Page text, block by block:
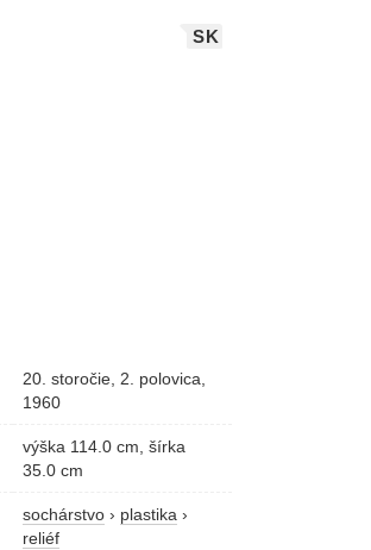
SK
20. storočie, 2. polovica,
1960
výška 114.0 cm, šírka
35.0 cm
sochárstvo › plastika ›
reliéf